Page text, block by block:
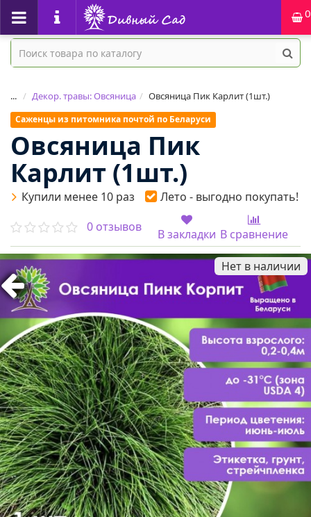
0
... Декор. травы: Овсяница Овсяница Пик Карлит (1шт.)
Саженцы из питомника почтой по Беларуси
Овсяница Пик
Карлит (1шт.)
Купили менее 10 раз
Лето - выгодно покупать!
0 отзывов
В закладки В сравнение
Нет в наличии